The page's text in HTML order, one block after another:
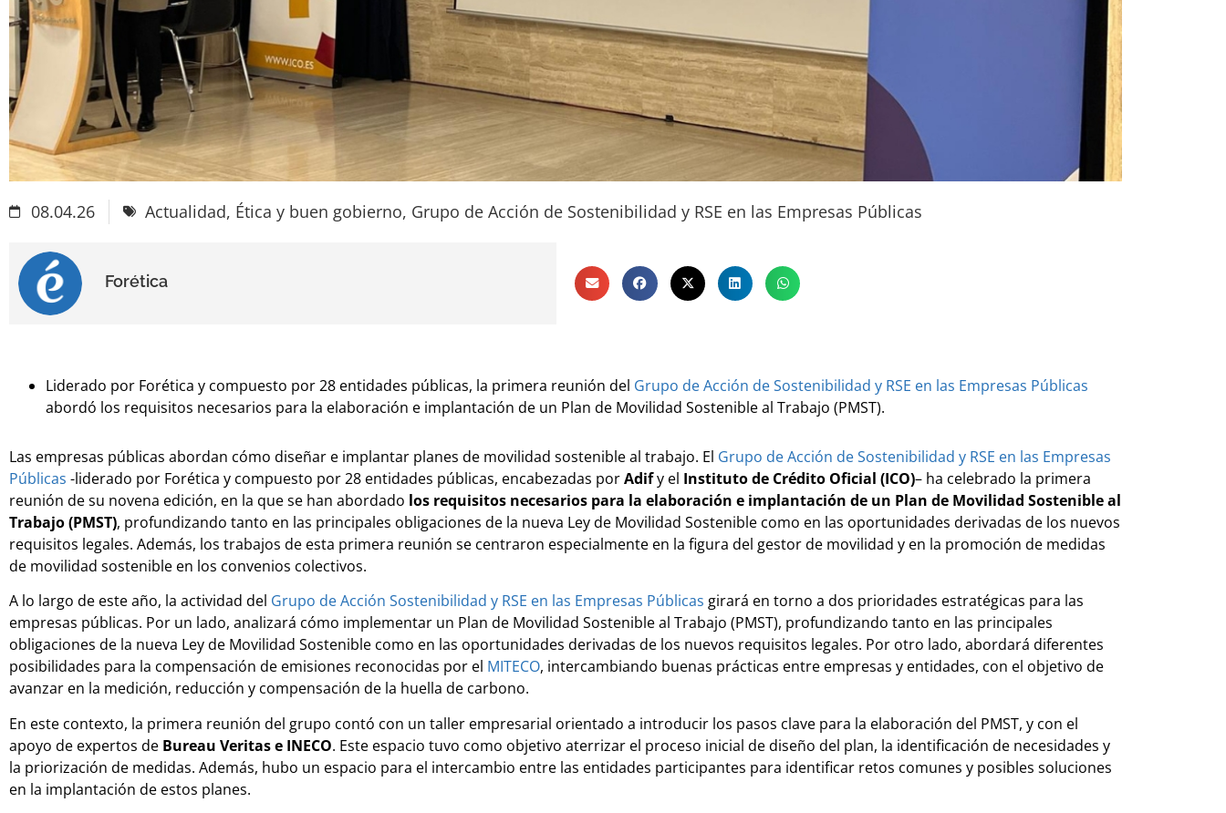
08.04.26 Actualidad, Ética y buen gobierno, Grupo de Acción de Sostenibilidad y RSE en las Empresas Públicas
Forética
Liderado por Forética y compuesto por 28 entidades públicas, la primera reunión del Grupo de Acción de Sostenibilidad y RSE en las Empresas Públicas
abordó los requisitos necesarios para la elaboración e implantación de un Plan de Movilidad Sostenible al Trabajo (PMST).
Las empresas públicas abordan cómo diseñar e implantar planes de movilidad sostenible al trabajo. El Grupo de Acción de Sostenibilidad y RSE en las Empresas
Públicas -liderado por Forética y compuesto por 28 entidades públicas, encabezadas porAdify el Instituto de Crédito Oficial (ICO)– ha celebrado la primera
reunión de su novena edición, en la que se han abordado los requisitos necesarios para la elaboración e implantación de un Plan de Movilidad Sostenible al
Trabajo (PMST), profundizando tanto en las principales obligaciones de la nueva Ley de Movilidad Sostenible como en las oportunidades derivadas de los nuevos
requisitos legales. Además, los trabajos de esta primera reunión se centraron especialmente en la figura del gestor de movilidad y en la promoción de medidas
de movilidad sostenible en los convenios colectivos.
A lo largo de este año, la actividad del Grupo de Acción Sostenibilidad y RSE en las Empresas Públicas girará en torno a dos prioridades estratégicas para las
empresas públicas. Por un lado, analizará cómo implementar un Plan de Movilidad Sostenible al Trabajo (PMST), profundizando tanto en las principales
obligaciones de la nueva Ley de Movilidad Sostenible como en las oportunidades derivadas de los nuevos requisitos legales. Por otro lado, abordará diferentes
posibilidades para la compensación de emisiones reconocidas por el MITECO, intercambiando buenas prácticas entre empresas y entidades, con el objetivo de
avanzar en la medición, reducción y compensación de la huella de carbono.
En este contexto, la primera reunión del grupo contó con un taller empresarial orientado a introducir los pasos clave para la elaboración del PMST, y con el
apoyo de expertos de Bureau Veritas e INECO. Este espacio tuvo como objetivo aterrizar el proceso inicial de diseño del plan, la identificación de necesidades y
la priorización de medidas. Además, hubo un espacio para el intercambio entre las entidades participantes para identificar retos comunes y posibles soluciones
en la implantación de estos planes.